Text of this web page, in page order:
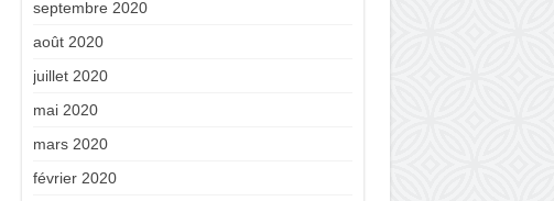
septembre 2020
août 2020
juillet 2020
mai 2020
mars 2020
février 2020